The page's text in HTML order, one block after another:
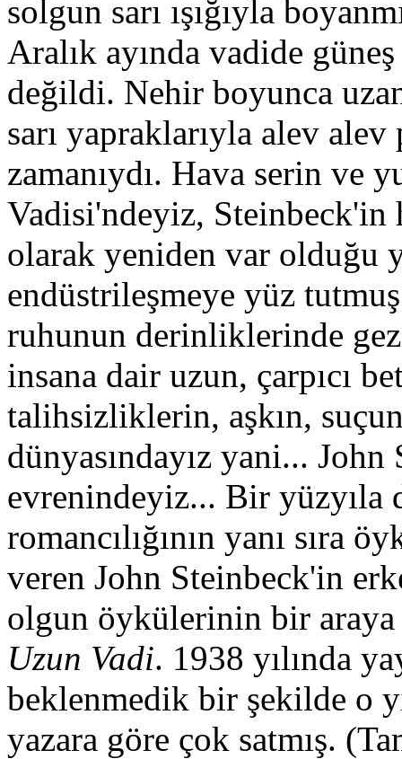
solgun sarı ışığıyla
Aralık ayında vadide
değildi. Nehir boyunca
sarı yapraklarıyla alev
zamanıydı. Hava serin ve
Vadisi'ndeyiz, Steinbeck'in
olarak yeniden var olduğu
endüstrileşmeye yüz
ruhunun derinliklerinde
insana dair uzun, çarpıcı
talihsizliklerin, aşkın,
dünyasındayız yani...
evrenindeyiz... Bir yüzyıla
romancılığının yanı sıra
veren John Steinbeck'in
olgun öykülerinin bir araya
Uzun Vadi. 1938 yılında
beklenmedik bir şekilde o
yazara göre çok satmış.